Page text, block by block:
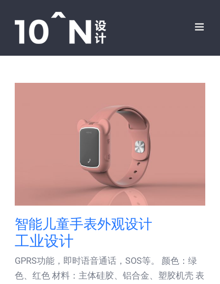
智能儿童手表外观设计
工业设计
GPRS功能，即时语音通话，SOS等。 颜色：绿
色、红色 材料：主体硅胶、铝合金、塑胶机壳 表